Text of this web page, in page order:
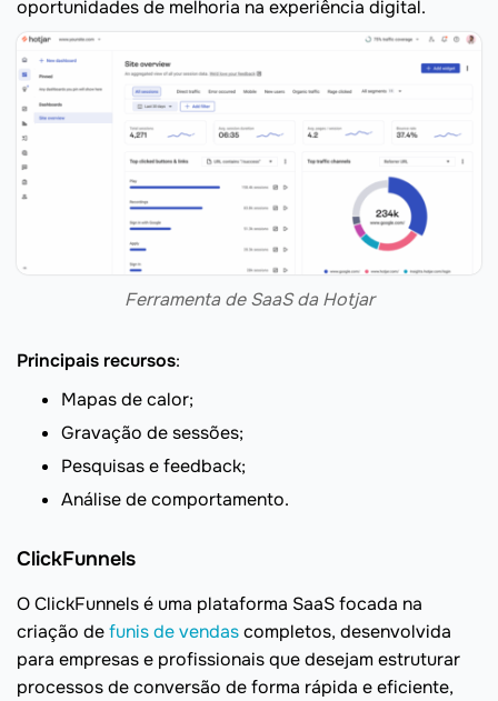
oportunidades de melhoria na experiência digital.
Ferramenta de SaaS da Hotjar
Principais recursos:
Mapas de calor;
Gravação de sessões;
Pesquisas e feedback;
Análise de comportamento.
ClickFunnels
O ClickFunnels é uma plataforma SaaS focada na
criação defunis de vendascompletos, desenvolvida
para empresas e profissionais que desejam estruturar
processos de conversão de forma rápida e eficiente,